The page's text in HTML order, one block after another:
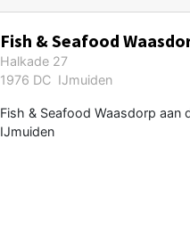
Fish & Seafood
Halkade 27
1976 DC IJmuiden
Fish & Seafood Waasdorp aan
IJmuiden